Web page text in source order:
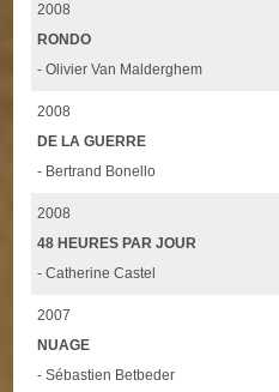
2008
RONDO
- Olivier Van Malderghem
2008
DE LA GUERRE
- Bertrand Bonello
2008
48 HEURES PAR JOUR
- Catherine Castel
2007
NUAGE
- Sébastien Betbeder